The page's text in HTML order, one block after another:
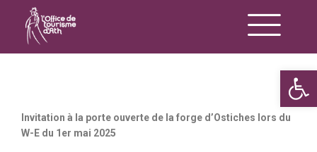
Invitation à la porte ouverte de la forge d’Ostiches lors du
W-E du 1er mai 2025